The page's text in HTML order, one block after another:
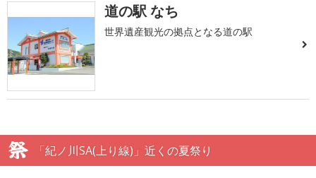
道の駅 なち
世界遺産観光の拠点となる道の駅
「紀ノ川SA(上り線)」近くの夏祭り